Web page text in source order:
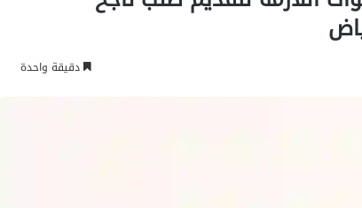
دقيقة واحدة